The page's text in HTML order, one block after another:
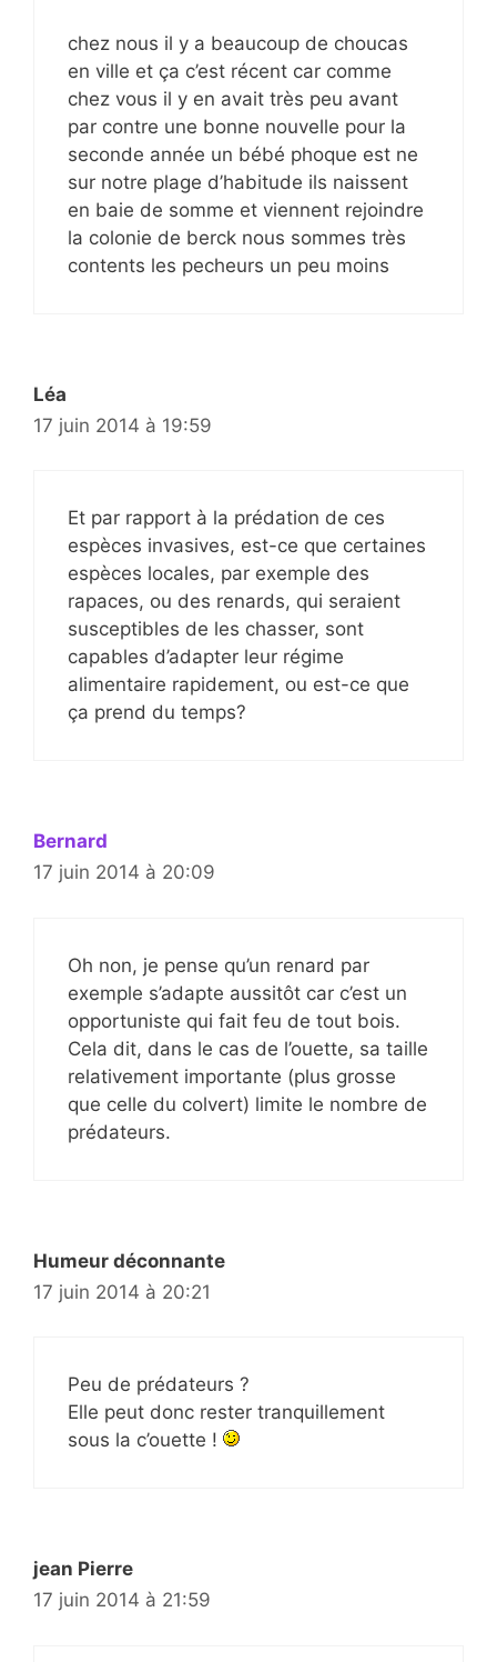
chez nous il y a beaucoup de choucas
en ville et ça c’est récent car comme
chez vous il y en avait très peu avant
par contre une bonne nouvelle pour la
seconde année un bébé phoque est ne
sur notre plage d’habitude ils naissent
en baie de somme et viennent rejoindre
la colonie de berck nous sommes très
contents les pecheurs un peu moins
Léa
17 juin 2014 à 19:59
Et par rapport à la prédation de ces
espèces invasives, est-ce que certaines
espèces locales, par exemple des
rapaces, ou des renards, qui seraient
susceptibles de les chasser, sont
capables d’adapter leur régime
alimentaire rapidement, ou est-ce que
ça prend du temps?
Bernard
17 juin 2014 à 20:09
Oh non, je pense qu’un renard par
exemple s’adapte aussitôt car c’est un
opportuniste qui fait feu de tout bois.
Cela dit, dans le cas de l’ouette, sa taille
relativement importante (plus grosse
que celle du colvert) limite le nombre de
prédateurs.
Humeur déconnante
17 juin 2014 à 20:21
Peu de prédateurs ?
Elle peut donc rester tranquillement
sous la c’ouette !
jean Pierre
17 juin 2014 à 21:59